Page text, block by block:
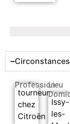
Profession
tourneur
chez
Citroën
Lieu
Issy-
les-